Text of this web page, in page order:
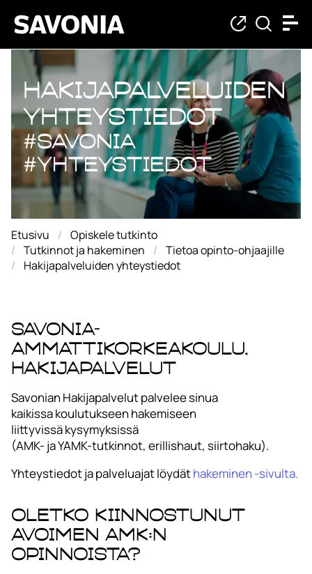
Hakijapalveluiden
Hakijapalveluiden
yhteystiedot
#savonia
#yhteystiedot
Etusivu
Opiskele tutkinto
Tutkinnot ja hakeminen
Tietoa opinto-ohjaajille
Hakijapalveluiden yhteystiedot
Savonia-
ammattikorkeakoulu,
Hakijapalvelut
Savonian Hakijapalvelut palvelee sinua
kaikissa koulutukseen hakemiseen
liittyvissä kysymyksissä
(AMK- ja YAMK-tutkinnot, erillishaut, siirtohaku).
Yhteystiedot ja palveluajat löydäthakeminen -sivulta.
Oletko kiinnostunut
Avoimen AMK:n
opinnoista?